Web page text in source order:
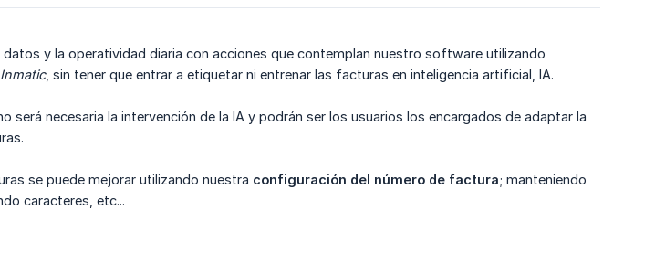
y la operatividad diaria con acciones que contemplan nuestro software utilizando
Inmatic, sin tener que entrar a etiquetar ni entrenar las facturas en inteligencia artificial, IA.
será necesaria la intervención de la IA y podrán ser los usuarios los encargados de adaptar la
se puede mejorar utilizando nuestra configuración del número de factura; manteniendo
caracteres, etc...